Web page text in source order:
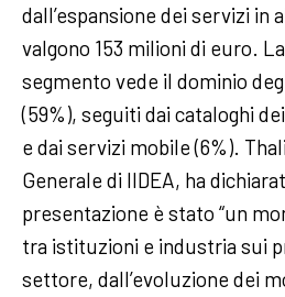
dall’espansione dei servizi in
valgono 153 milioni di euro.
segmento vede il dominio
(59%), seguiti dai cataloghi
e dai servizi mobile (6%).
Generale di IIDEA, ha
presentazione è stato “un
tra istituzioni e industria sui
settore, dall’evoluzione dei